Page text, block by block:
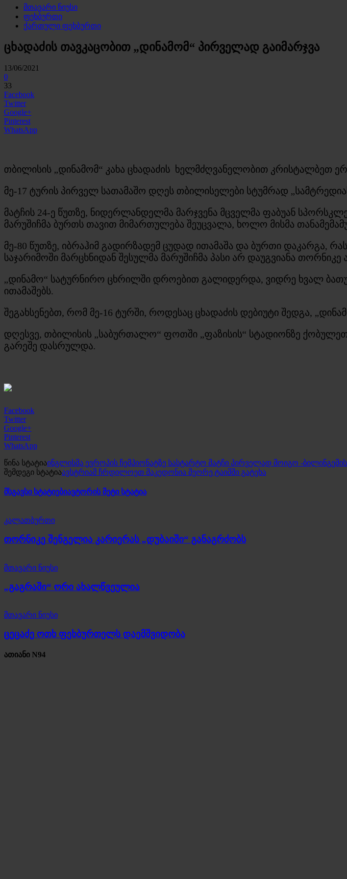
მთავარი ნიუსი
ფეხბურთი
ქართული ფეხბურთი
ცხადაძის თავკაცობით „დინამომ“ პირველად გაიმარჯვა
13/06/2021
0
33
Facebook
Twitter
Google+
Pinterest
WhatsApp
თბილისის „დინამომ“ კახა ცხადაძის ხელმძღვანელობით კრისტალბეთ
მე-17 ტურის პირველ სათამაშო დღეს თბილისელები სტუმრად
მატჩის 24-ე წუთზე, ნიდერლანდელმა მარჯვენა მცველმა ფაბუან
მარუშიჩმა ბურთს თავით მიმართულება შეუცვალა, ხოლო მისმა
მე-80 წუთზე, იბრაჰიმ გადირზადემ ცუდად ითამაშა და ბურთი დაკარგა,
საჯარიმოში მარცხნიდან შესულმა მარუშიჩმა პასი არ დაუგვიანა
„დინამო“ სატურნირო ცხრილში დროებით გალიდერდა, ვიდრე ხვალ
ითამაშებს.
შეგახსენებთ, რომ მე-16 ტურში, როდესაც ცხადაძის დებიუტი შედგა,
დღესვე, თბილისის „საბურთალო“ ფოთში „ფაზისის“ სტადიონზე
გარეშე დასრულდა.
Facebook
Twitter
Google+
Pinterest
WhatsApp
წინა სტატიაინგლისმა ევროპის ჩემპიონატზე სასტარტო მატჩი პირველად მოიგო -
შემდეგი სტატიაავსტრიამ ჩრდილოეთ მაკედონია მეორე ტაიმში გატეხა
მსგავსი სტატიებიავტორის მეტი სტატია
კალათბურთი
თორნიკე შენგელია კარიერას „დუბაიში“ განაგრძობს
მთავარი ნიუსი
„გაგრაში“ ორი ახალწვეულია
მთავარი ნიუსი
ცეცაძე ოთხ ფეხბურთელს დაემშვიდობა
ათიანი N94